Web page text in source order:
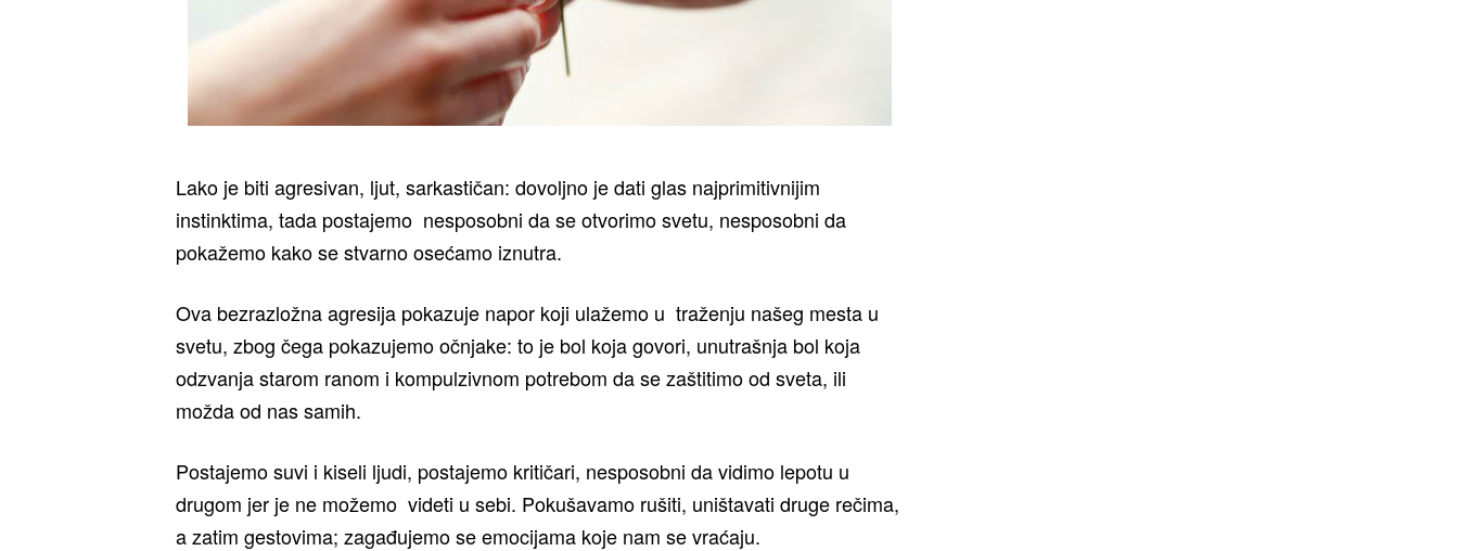
Lako je biti agresivan, ljut, sarkastičan: dovoljno je dati glas najprimitivnijim
instinktima, tada postajemo nesposobni da se otvorimo svetu, nesposobni da
pokažemo kako se stvarno osećamo iznutra.
Ova bezrazložna agresija pokazuje napor koji ulažemo u traženju našeg mesta u
svetu, zbog čega pokazujemo očnjake: to je bol koja govori, unutrašnja bol koja
odzvanja starom ranom i kompulzivnom potrebom da se zaštitimo od sveta, ili
možda od nas samih.
Postajemo suvi i kiseli ljudi, postajemo kritičari, nesposobni da vidimo lepotu u
drugom jer je ne možemo videti u sebi. Pokušavamo rušiti, uništavati druge rečima,
a zatim gestovima; zagađujemo se emocijama koje nam se vraćaju.